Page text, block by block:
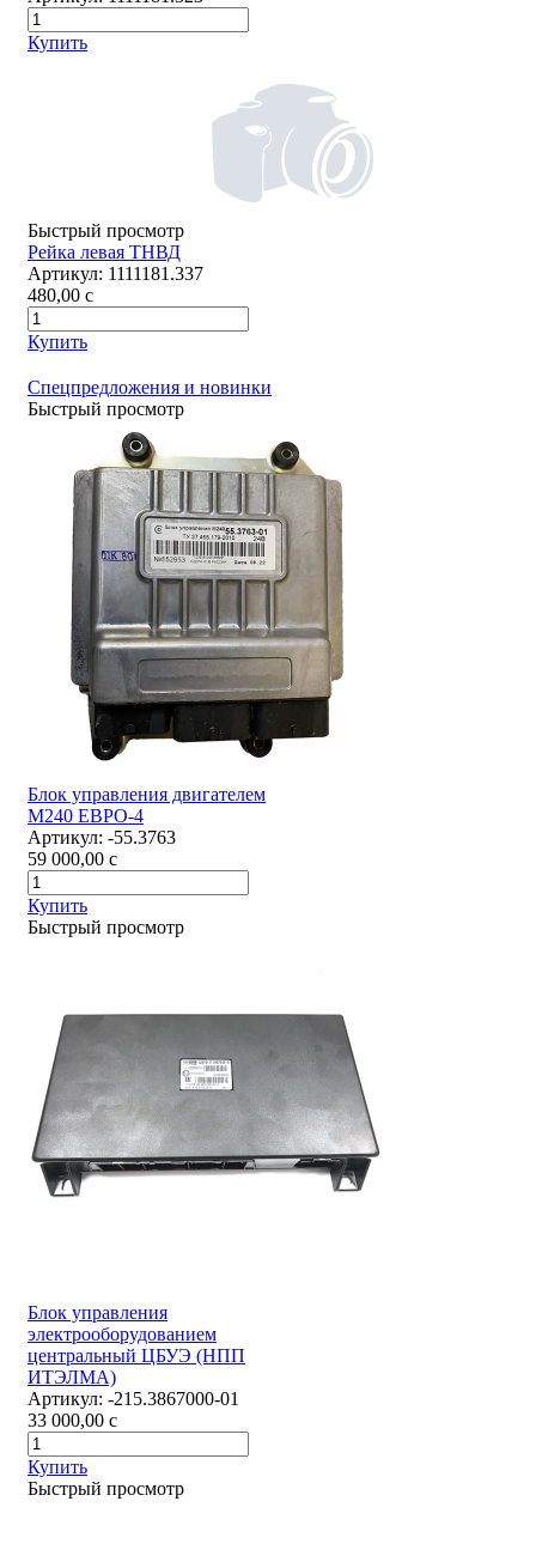
Купить
Быстрый просмотр
Рейка левая ТНВД
Артикул: 1111181.337
480,00 c
Купить
Спецпредложения и новинки
Быстрый просмотр
Блок управления двигателем
М240 ЕВРО-4
Артикул: -55.3763
59 000,00 c
Купить
Быстрый просмотр
Блок управления
электрооборудованием
центральный ЦБУЭ (НПП
ИТЭЛМА)
Артикул: -215.3867000-01
33 000,00 c
Купить
Быстрый просмотр